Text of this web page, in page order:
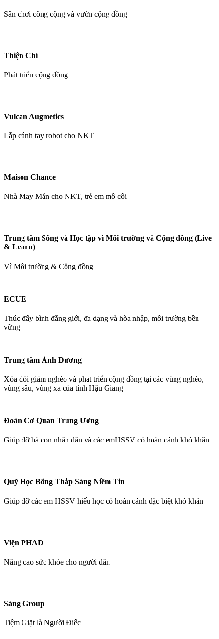
Sân chơi công cộng và vườn cộng đồng
Thiện Chí
Phát triển cộng đồng
Vulcan Augmetics
Lắp cánh tay robot cho NKT
Maison Chance
Nhà May Mắn cho NKT, trẻ em mồ côi
Trung tâm Sống và Học tập vì Môi trường và Cộng đồng (Live
& Learn)
Vì Môi trường & Cộng đồng
ECUE
Thúc đẩy bình đẳng giới, đa dạng và hòa nhập, môi trường bền
vững
Trung tâm Ánh Dương
Xóa đói giảm nghèo và phát triển cộng đồng tại các vùng nghèo,
vùng sâu, vùng xa của tỉnh Hậu Giang
Đoàn Cơ Quan Trung Ương
Giúp đỡ bà con nhân dân và các emHSSV có hoàn cảnh khó khăn.
Quỹ Học Bổng Thắp Sáng Niềm Tin
Giúp đỡ các em HSSV hiếu học có hoàn cảnh đặc biệt khó khăn
Viện PHAD
Nâng cao sức khỏe cho người dân
Sáng Group
Tiệm Giặt là Người Điếc